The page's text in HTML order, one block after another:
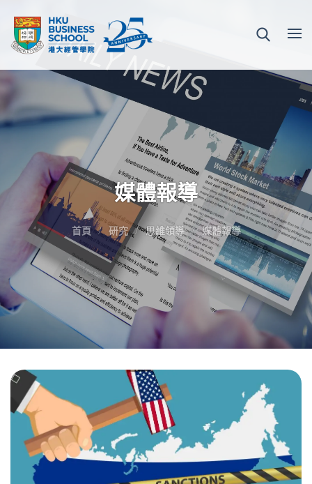
媒體報導
首頁 研究 思維領導 媒體報導